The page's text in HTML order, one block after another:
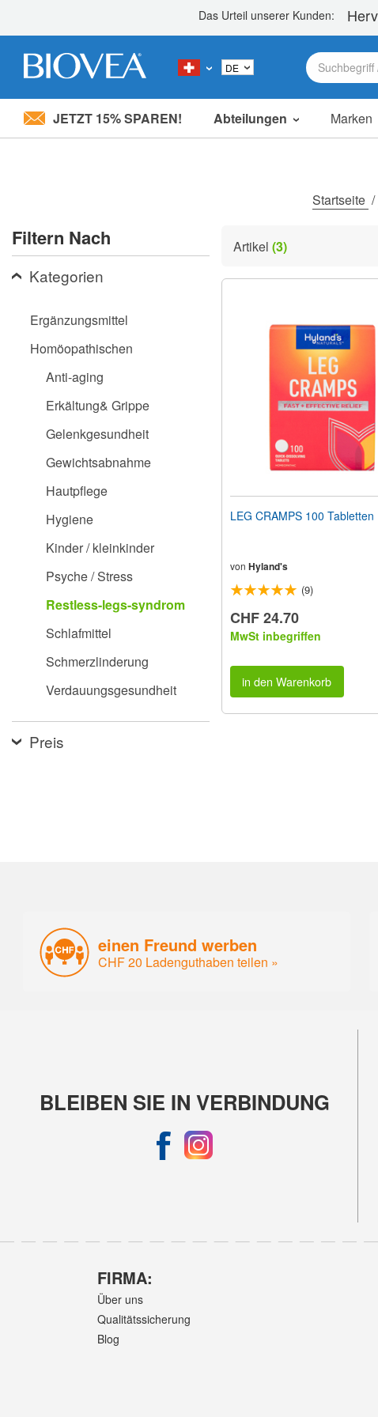
Bitte
Barrierefreiheitssystem.
Drücken
Strg-
anzupassen,
verwenden;
JETZT 15% SPAREN! Abteilungen Marken
Startseite /
Filtern Nach
Kategorien
Ergänzungsmittel
Homöopathischen
Anti-aging
Erkältung& Grippe
Gelenkgesundheit
Gewichtsabnahme
Hautpflege
Hygiene
Kinder / kleinkinder
Psyche / Stress
Restless-legs-syndrom
Schlafmittel
Schmerzlinderung
Verdauungsgesundheit
Preis
Artikel (3)
LEG CRAMPS 100 Tabletten
von Hyland's
(9)
CHF 24.70
MwSt inbegriffen
in den Warenkorb
einen Freund werben
CHF 20 Ladenguthaben teilen »
BLEIBEN SIE IN VERBINDUNG
FIRMA:
Über uns
Qualitätssicherung
Blog